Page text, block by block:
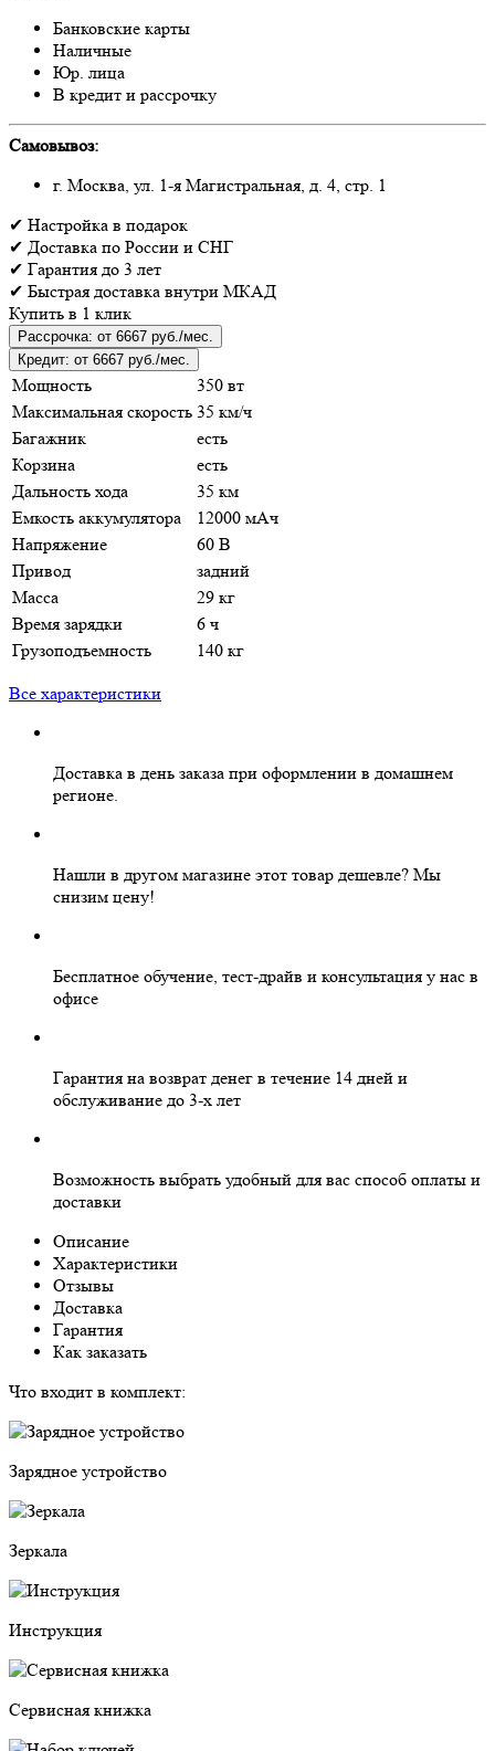
Банковские карты
Наличные
Юр. лица
В кредит и рассрочку
Самовывоз:
г. Москва, ул. 1-я Магистральная, д. 4, стр. 1
✔ Настройка в подарок
✔ Доставка по России и СНГ
✔ Гарантия до 3 лет
✔ Быстрая доставка внутри МКАД
Купить в 1 клик
Рассрочка: от 6667 руб./мес.
Кредит: от 6667 руб./мес.
Мощность
350 вт
Максимальная скорость 35 км/ч
Багажник
есть
Корзина
есть
Дальность хода
35 км
Емкость аккумулятора
12000 мАч
Напряжение
60 В
Привод
задний
Масса
29 кг
Время зарядки
6 ч
Грузоподъемность
140 кг
Все характеристики
Доставка в день заказа при оформлении в домашнем
регионе.
Нашли в другом магазине этот товар дешевле? Мы
снизим цену!
Бесплатное обучение, тест-драйв и консультация у нас в
офисе
Гарантия на возврат денег в течение 14 дней и
обслуживание до 3-х лет
Возможность выбрать удобный для вас способ оплаты и
доставки
Описание
Характеристики
Отзывы
Доставка
Гарантия
Как заказать
Что входит в комплект:
Зарядное устройство
Зеркала
Инструкция
Сервисная книжка